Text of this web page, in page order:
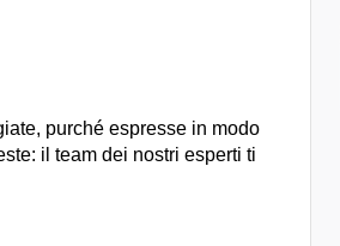
purché espresse in modo
il team dei nostri esperti ti